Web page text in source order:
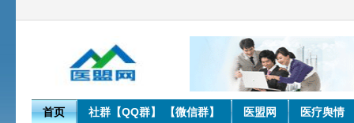
首页 社群【QQ群】 【微信群】 医盟网 医疗舆情